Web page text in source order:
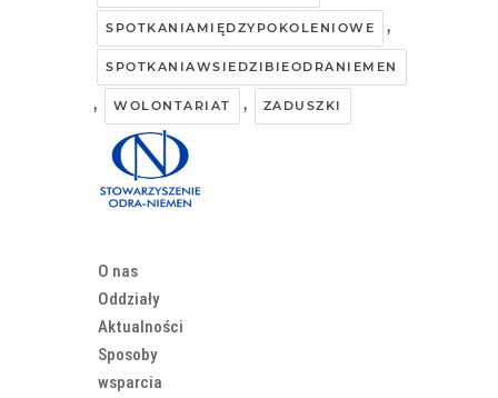
SPOTKANIAMIĘDZYPOKOLENIOWE ,
SPOTKANIAWSIEDZIBIEODRANIEMEN
, WOLONTARIAT , ZADUSZKI
O nas
Oddziały
Aktualności
Sposoby
wsparcia